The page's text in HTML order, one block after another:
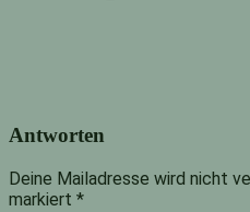
Antworten
Deine Mailadresse wird nicht
markiert *